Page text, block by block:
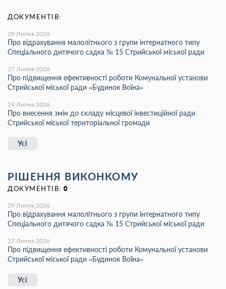
ДОКУМЕНТІВ:
29 Липня 2026
Про відрахування малолітнього з групи інтернатного типу
Спеціального дитячого садка № 15 Стрийської міської ради
27 Липня 2026
Про підвищення ефективності роботи Комунальної установи
Стрийської міської ради «Будинок Воїна»
24 Липня 2026
Про внесення змін до складу місцевої інвестиційної ради
Стрийської міської територіальної громади
Усі
РІШЕННЯ ВИКОНКОМУ
ДОКУМЕНТІВ: 0
29 Липня 2026
Про відрахування малолітнього з групи інтернатного типу
Спеціального дитячого садка № 15 Стрийської міської ради
27 Липня 2026
Про підвищення ефективності роботи Комунальної установи
Стрийської міської ради «Будинок Воїна»
Усі